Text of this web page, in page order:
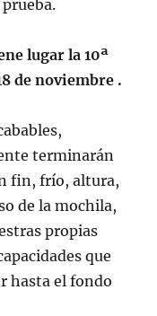
lugar la 10ª
de noviembre .
terminarán
fin, frío, altura,
de la mochila,
propias
que
hasta el fondo